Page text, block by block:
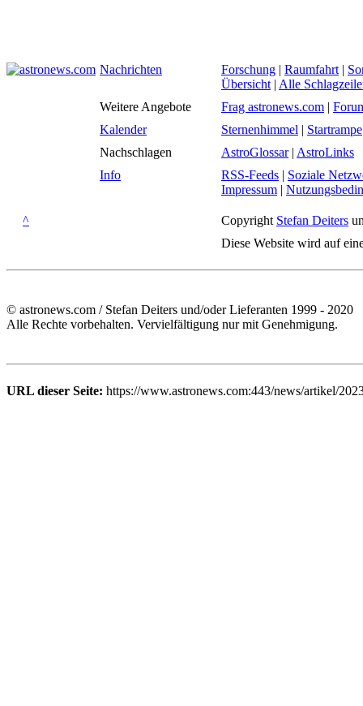
Nachrichten Forschung | Raumfahrt |
Übersicht | Alle
Weitere Angebote
Frag astronews.com |
Kalender
Sternenhimmel | Startrampe
Nachschlagen
AstroGlossar| AstroLinks
Info
RSS-Feeds | Soziale
Impressum |
^ Copyright Stefan Deiters
Diese Website wird auf
© astronews.com / Stefan Deiters und/oder Lieferanten 1999 - 2020
Alle Rechte vorbehalten. Vervielfältigung nur mit Genehmigung.
URL dieser Seite: https://www.astronews.com:443/news/artikel/